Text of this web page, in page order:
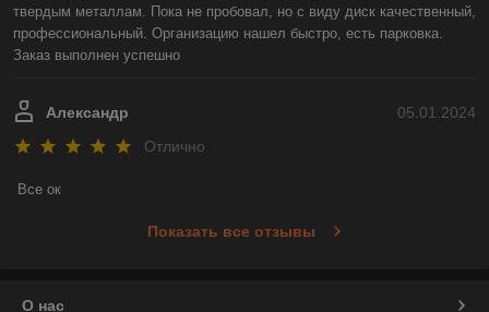
твердым металлам. Пока не пробовал, но с виду диск качественный,
профессиональный. Организацию нашел быстро, есть парковка.
Заказ выполнен успешно
05.01.2024
Александр
Отлично
Все ок
Показать все отзывы
О нас